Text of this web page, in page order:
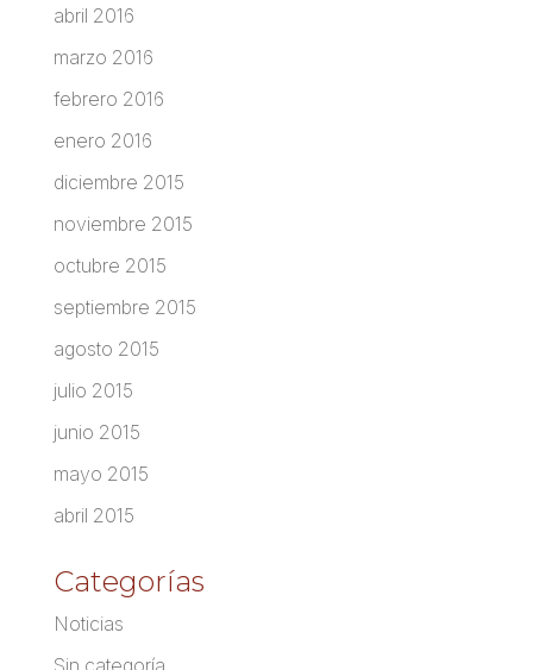
abril 2016
marzo 2016
febrero 2016
enero 2016
diciembre 2015
noviembre 2015
octubre 2015
septiembre 2015
agosto 2015
julio 2015
junio 2015
mayo 2015
abril 2015
Categorías
Noticias